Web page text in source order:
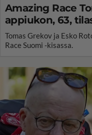
Amazing Race
appiukon, 63,
Tomas Grekov ja Esko
Race Suomi -kisassa.